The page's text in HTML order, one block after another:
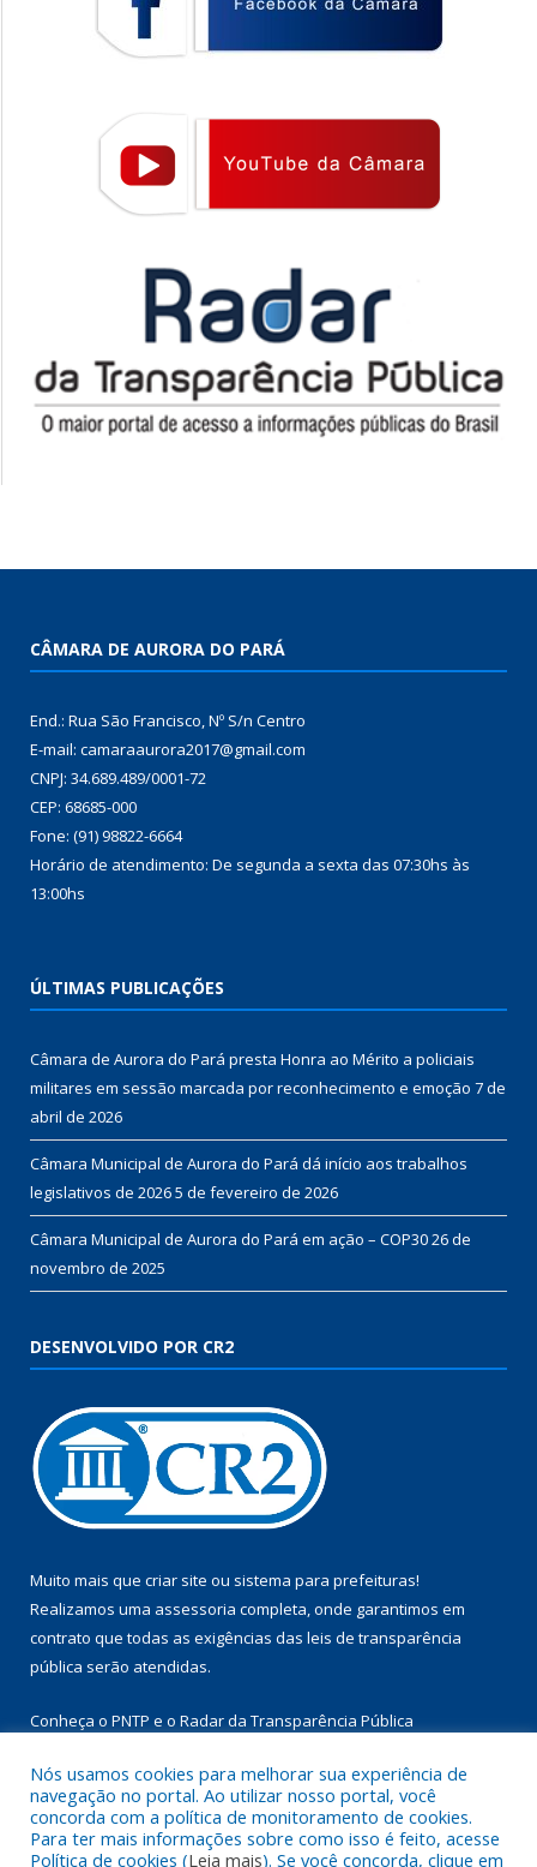
CÂMARA DE AURORA DO PARÁ
End.: Rua São Francisco, Nº S/n Centro
E-mail: camaraaurora2017@gmail.com
CNPJ: 34.689.489/0001-72
CEP: 68685-000
Fone: (91) 98822-6664
Horário de atendimento: De segunda a sexta das 07:30hs às
13:00hs
ÚLTIMAS PUBLICAÇÕES
Câmara de Aurora do Pará presta Honra ao Mérito a policiais
militares em sessão marcada por reconhecimento e emoção 7 de
abril de 2026
Câmara Municipal de Aurora do Pará dá início aos trabalhos
legislativos de 20265 de fevereiro de 2026
Câmara Municipal de Aurora do Pará em ação – COP3026 de
novembro de 2025
DESENVOLVIDO POR CR2
Muito mais que criar site ou sistema para prefeituras!
Realizamos uma assessoria completa, onde garantimos em
contrato que todas as exigências das leis de transparência
pública serão atendidas.
Conheça o PNTP e o Radar da Transparência Pública
Todos os direitos reservados a Câmara Municipal de Aurora do
Nós usamos cookies para melhorar sua experiência de
navegação no portal. Ao utilizar nosso portal, você
concorda com a política de monitoramento de cookies.
Para ter mais informações sobre como isso é feito, acesse
Política de cookies (Leia mais). Se você concorda, clique em